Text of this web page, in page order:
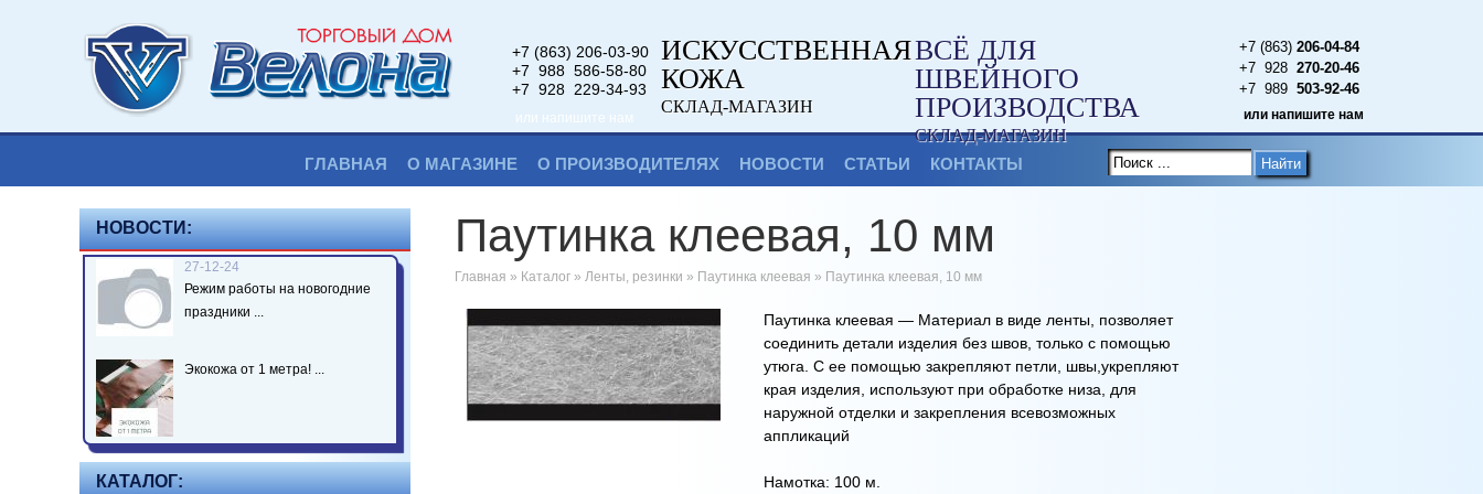
+7 (863) 206-03-90
+7 988 586-58-80
+7 928 229-34-93
или напишите нам
ИСКУССТВЕННАЯ
КОЖА
СКЛАД-МАГАЗИН
ВСЁ ДЛЯ
ШВЕЙНОГО
ПРОИЗВОДСТВА
СКЛАД-МАГАЗИН
+7 (863) 206-04-84
+7 928 270-20-46
+7 989 503-92-46
или напишите нам
ГЛАВНАЯ О МАГАЗИНЕ О ПРОИЗВОДИТЕЛЯХ НОВОСТИ СТАТЬИ КОНТАКТЫ Найти
НОВОСТИ:
27-12-24
Режим работы на новогодние
праздники ...
Экокожа от 1 метра! ...
КАТАЛОГ:
Паутинка клеевая, 10 мм
Главная » Каталог » Ленты, резинки » Паутинка клеевая » Паутинка клеевая, 10 мм
Паутинка клеевая — Материал в виде ленты, позволяет
соединить детали изделия без швов, только с помощью
утюга. С ее помощью закрепляют петли, швы,укрепляют
края изделия, используют при обработке низа, для
наружной отделки и закрепления всевозможных
аппликаций
Намотка: 100 м.